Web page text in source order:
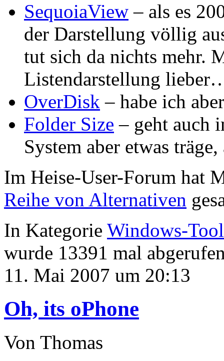
SequoiaView – als es
der Darstellung völlig
tut sich da nichts mehr.
Listendarstellung
OverDisk – habe ich
Folder Size – geht auch
System aber etwas
Im Heise-User-Forum hat
Reihe von Alternativen
In Kategorie Windows-
wurde 13391 mal
11. Mai 2007 um 20:13
Oh, its oPhone
Von Thomas